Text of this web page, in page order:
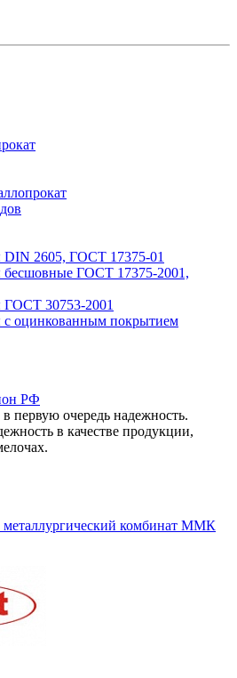
2605, ГОСТ 17375-01
ГОСТ 17375-2001,
30753-2001
оцинкованным покрытием
первую очередь надежность.
в качестве продукции,